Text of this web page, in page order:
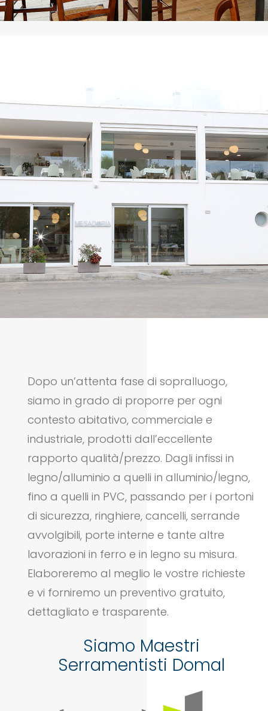
Dopo un’attenta fase di sopralluogo,
siamo in grado di proporre per ogni
contesto abitativo, commerciale e
industriale, prodotti dall’eccellente
rapporto qualità/prezzo. Dagli infissi in
legno/alluminio a quelli in alluminio/legno,
fino a quelli in PVC, passando per i portoni
di sicurezza, ringhiere, cancelli, serrande
avvolgibili, porte interne e tante altre
lavorazioni in ferro e in legno su misura.
Elaboreremo al meglio le vostre richieste
e vi forniremo un preventivo gratuito,
dettagliato e trasparente.
Siamo Maestri
Serramentisti Domal